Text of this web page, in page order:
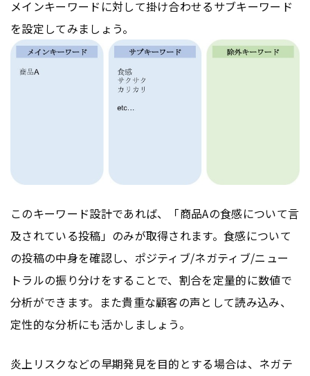
メインキーワードに対して掛け合わせるサブキーワード
を設定してみましょう。
このキーワード設計であれば、「商品Aの食感について言
及されている投稿」のみが取得されます。食感について
の投稿の中身を確認し、ポジティブ/ネガティブ/ニュー
トラルの振り分けをすることで、割合を定量的に数値で
分析ができます。また貴重な顧客の声として読み込み、
定性的な分析にも活かしましょう。
炎上リスクなどの早期発見を目的とする場合は、ネガテ